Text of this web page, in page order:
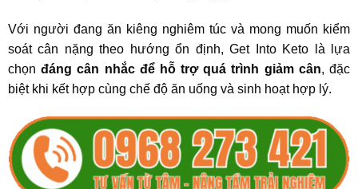
Với người đang ăn kiêng nghiêm túc và mong muốn kiểm
soát cân nặng theo hướng ổn định, Get Into Keto là lựa
chọnđáng cân nhắc để hỗ trợ quá trình giảm cân, đặc
biệt khi kết hợp cùng chế độ ăn uống và sinh hoạt hợp lý.